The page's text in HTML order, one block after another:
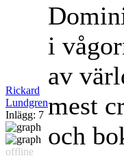
Rickard
Lundgren
Inlägg: 7
offline
i
av
mest
och